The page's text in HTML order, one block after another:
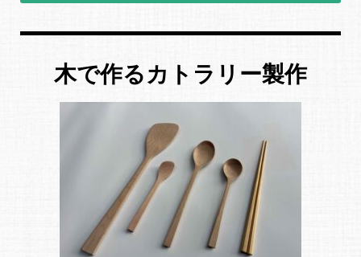
木で作るカトラリー製作